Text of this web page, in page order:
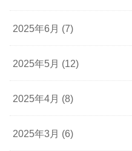
2025年6月 (7)
2025年5月 (12)
2025年4月 (8)
2025年3月 (6)